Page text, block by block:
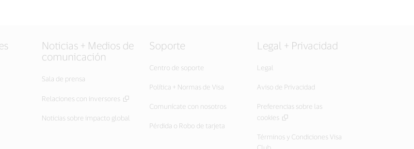
Noticias + Medios de
comunicación
Sala de prensa
Relaciones con inversores
Noticias sobre impacto global
Soporte
Centro de soporte
Política + Normas de Visa
Comunícate con nosotros
Pérdida o Robo de tarjeta
Legal + Privacidad
Legal
Aviso de Privacidad
Preferencias sobre las
cookies
Términos y Condiciones Visa
Club